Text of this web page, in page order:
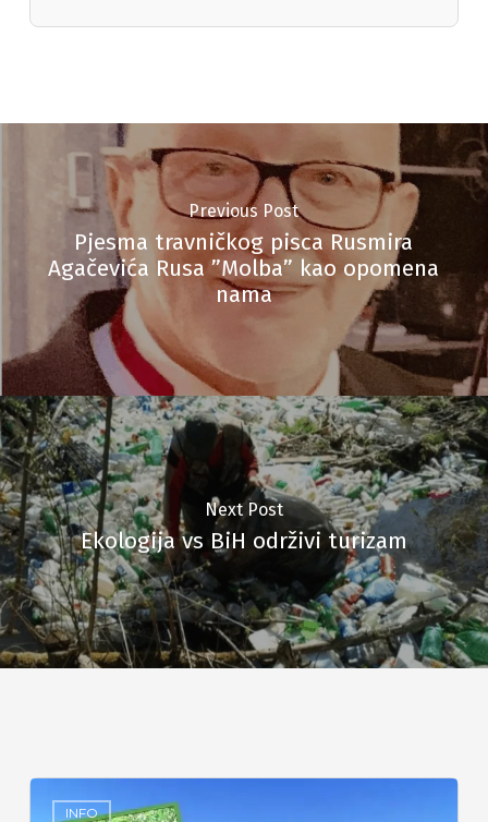
Previous Post
Pjesma travničkog pisca Rusmira
Agačevića Rusa ”Molba” kao opomena
nama
Next Post
Ekologija vs BiH održivi turizam
INFO